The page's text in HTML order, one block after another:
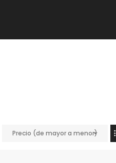
Precio (de mayor a menor)